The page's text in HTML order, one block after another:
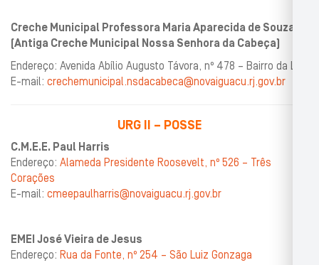
Creche Municipal Professora Maria Aparecida de Souza
(Antiga Creche Municipal Nossa Senhora da Cabeça)
Endereço: Avenida Abílio Augusto Távora, nº 478 – Bairro da Luz
E-mail: crechemunicipal.nsdacabeca@novaiguacu.rj.gov.br
URG II – POSSE
C.M.E.E. Paul Harris
Endereço: Alameda Presidente Roosevelt, nº 526 – Três
Corações
E-mail: cmeepaulharris@novaiguacu.rj.gov.br
EMEI José Vieira de Jesus
Endereço: Rua da Fonte, nº 254 – São Luiz Gonzaga